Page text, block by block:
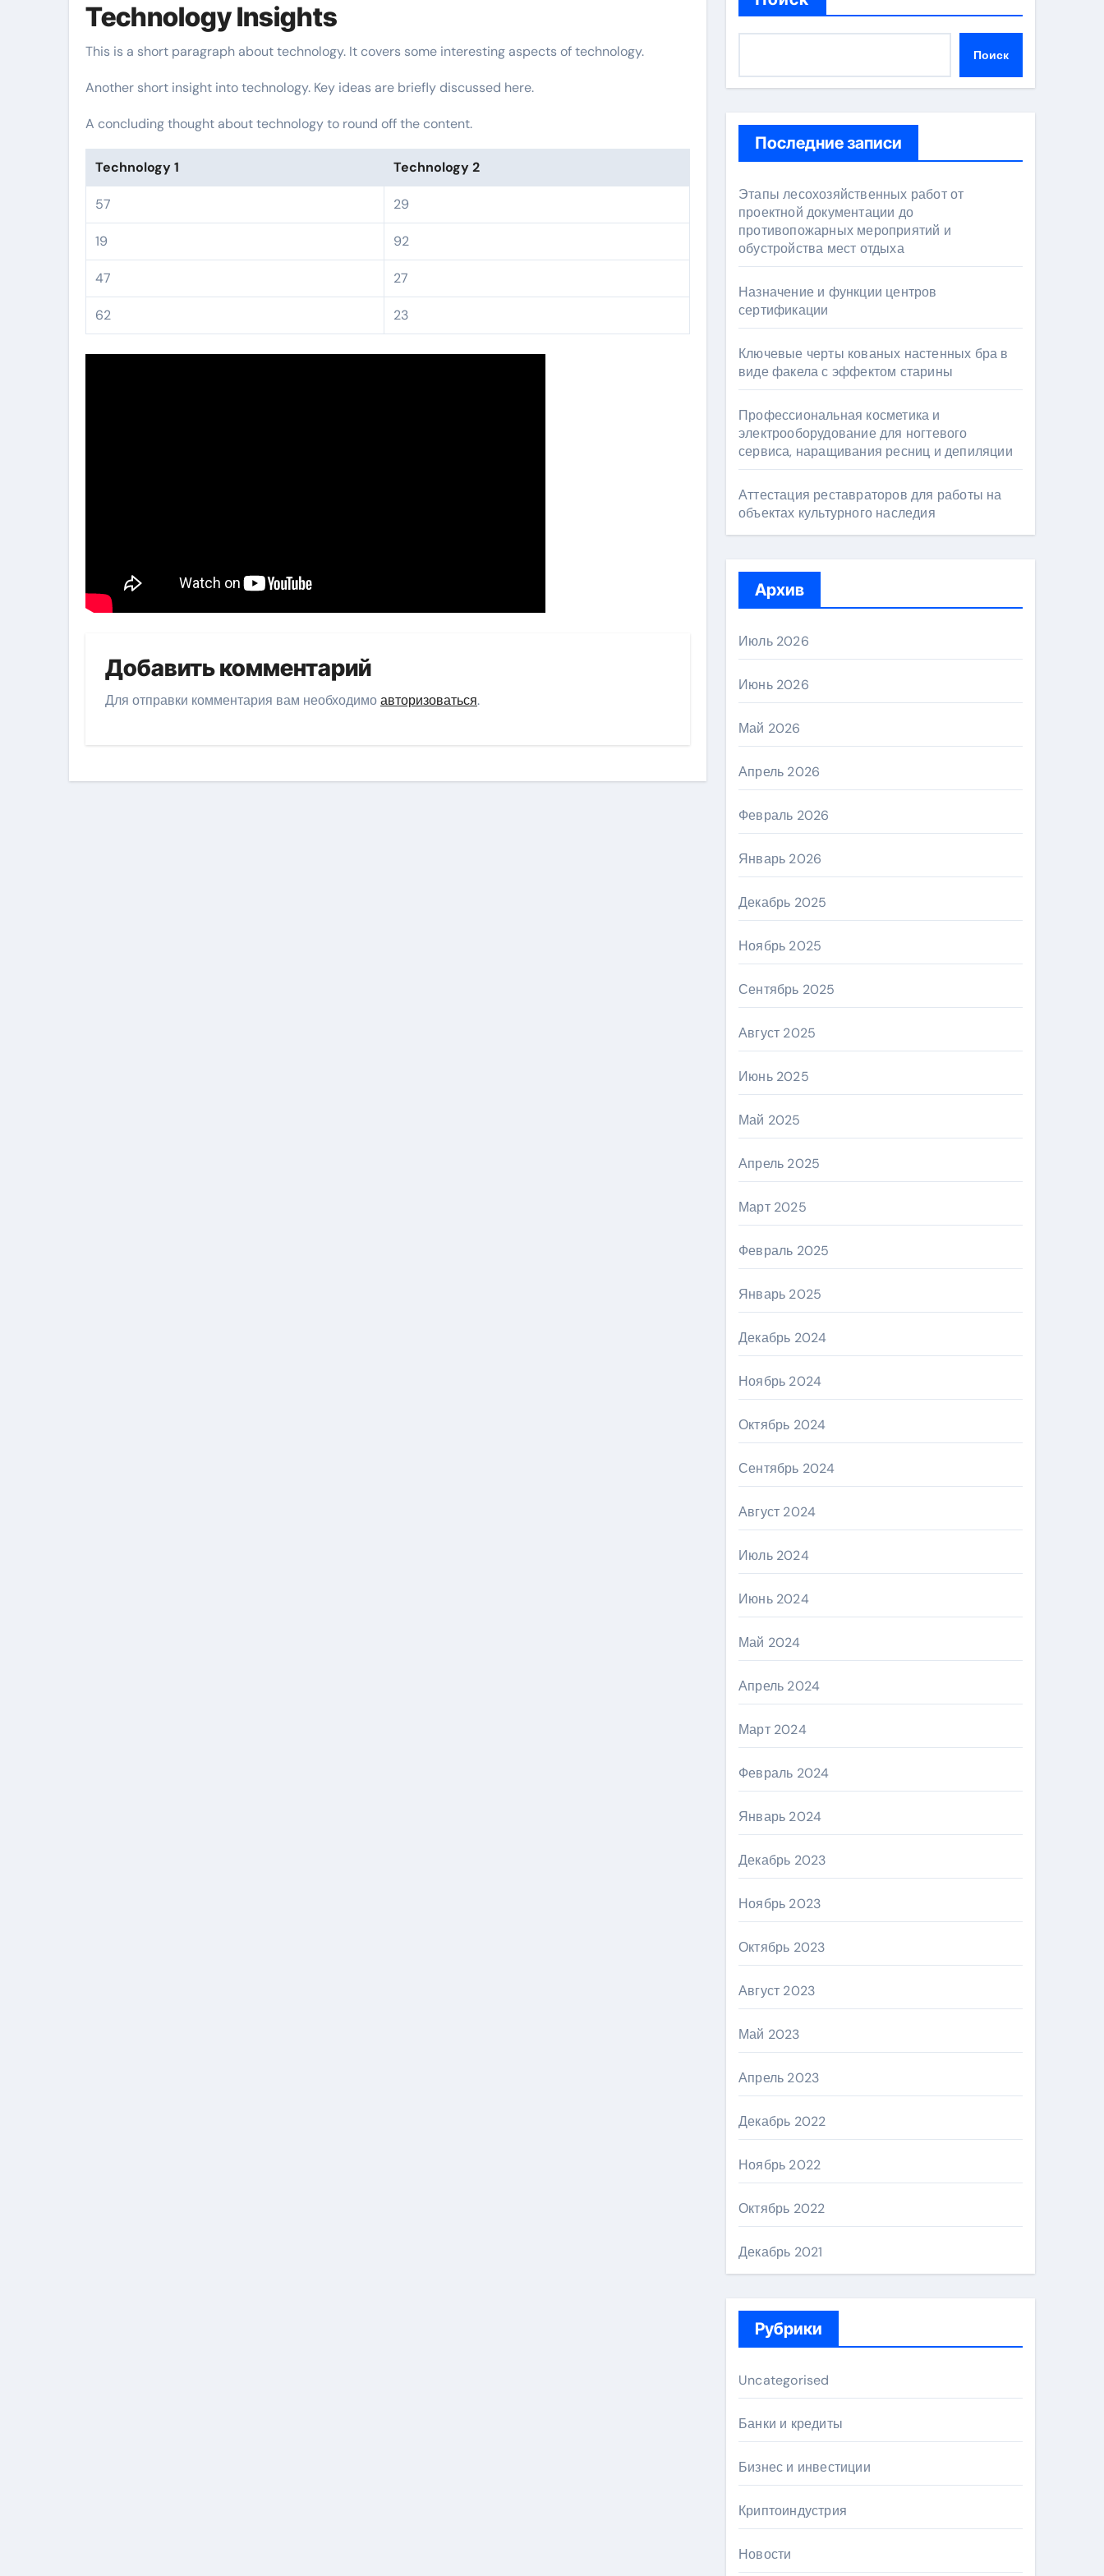
Technology Insights
This is a short paragraph about technology. It covers some interesting aspects of technology.
Another short insight into technology. Key ideas are briefly discussed here.
A concluding thought about technology to round off the content.
Technology 1 Technology 2
57 29
19 92
47 27
62 23
Добавить комментарий
Для отправки комментария вам необходимоавторизоваться.
Поиск
Последние записи
Этапы лесохозяйственных работ от
проектной документации до
противопожарных мероприятий и
обустройства мест отдыха
Назначение и функции центров
сертификации
Ключевые черты кованых настенных бра в
виде факела с эффектом старины
Профессиональная косметика и
электрооборудование для ногтевого
сервиса, наращивания ресниц и депиляции
Аттестация реставраторов для работы на
объектах культурного наследия
Архив
Июль 2026
Июнь 2026
Май 2026
Апрель 2026
Февраль 2026
Январь 2026
Декабрь 2025
Ноябрь 2025
Сентябрь 2025
Август 2025
Июнь 2025
Май 2025
Апрель 2025
Март 2025
Февраль 2025
Январь 2025
Декабрь 2024
Ноябрь 2024
Октябрь 2024
Сентябрь 2024
Август 2024
Июль 2024
Июнь 2024
Май 2024
Апрель 2024
Март 2024
Февраль 2024
Январь 2024
Декабрь 2023
Ноябрь 2023
Октябрь 2023
Август 2023
Май 2023
Апрель 2023
Декабрь 2022
Ноябрь 2022
Октябрь 2022
Декабрь 2021
Рубрики
Uncategorised
Банки и кредиты
Бизнес и инвестиции
Криптоиндустрия
Новости